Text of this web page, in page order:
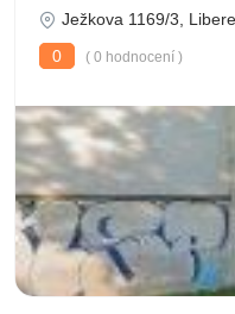
Ježkova 1169/3,
0
( 0 hodnocení )